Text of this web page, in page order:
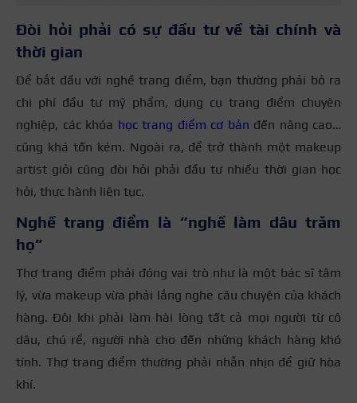
Đòi hỏi phải có sự đầu tư về tài chính và
thời gian
Để bắt đầu với nghề trang điểm, bạn thường phải bỏ ra
chi phí đầu tư mỹ phẩm, dụng cụ trang điểm chuyên
nghiệp, các khóa học trang điểm cơ bản đến nâng cao…
cũng khá tốn kém. Ngoài ra, để trở thành một makeup
artist giỏi cũng đòi hỏi phải đầu tư nhiều thời gian học
hỏi, thực hành liên tục.
Nghề trang điểm là “nghề làm dâu trăm
họ”
Thợ trang điểm phải đóng vai trò như là một bác sĩ tâm
lý, vừa makeup vừa phải lắng nghe câu chuyện của khách
hàng. Đôi khi phải làm hài lòng tất cả mọi người từ cô
dâu, chú rể, người nhà cho đến những khách hàng khó
tính. Thợ trang điểm thường phải nhẫn nhịn để giữ hòa
khí.